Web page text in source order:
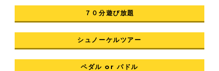
７０分遊び放題
シュノーケルツアー
ペダル or パドル